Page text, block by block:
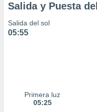
Salida y Puesta
Salida del sol
05:55
Primera luz
05:25